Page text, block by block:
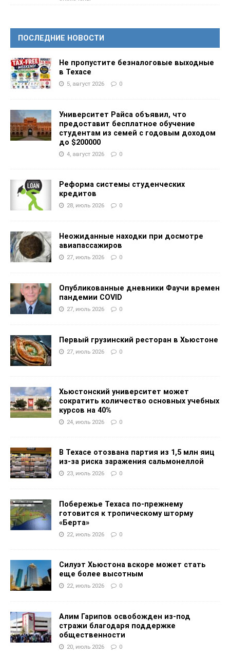
ПОСЛЕДНИЕ НОВОСТИ
Не пропустите безналоговые выходные
в Техасе
5, август 2026 0
Университет Райса объявил, что
предоставит бесплатное обучение
студентам из семей с годовым доходом
до $200000
4, август 2026 0
Реформа системы студенческих
кредитов
28, июль 2026 0
Неожиданные находки при досмотре
авиапассажиров
27, июль 2026 0
Опубликованные дневники Фаучи времен
пандемии COVID
27, июль 2026 0
Первый грузинский ресторан в Хьюстоне
27, июль 2026 0
Хьюстонский университет может
сократить количество основных учебных
курсов на 40%
24, июль 2026 0
В Техасе отозвана партия из 1,5 млн яиц
из-за риска заражения сальмонеллой
23, июль 2026 0
Побережье Техаса по-прежнему
готовится к тропическому шторму
«Берта»
22, июль 2026 0
Силуэт Хьюстона вскоре может стать
еще более высотным
22, июль 2026 0
Алим Гарипов освобожден из-под
стражи благодаря поддержке
общественности
20, июль 2026 0